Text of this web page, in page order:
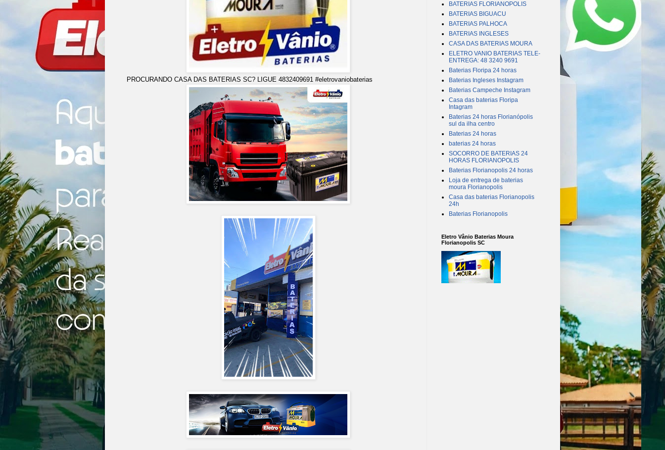
PROCURANDO CASA DAS BATERIAS SC? LIGUE 4832409691 #eletrovaniobaterias
BATERIAS FLORIANOPOLIS
BATERIAS BIGUACU
BATERIAS PALHOCA
BATERIAS INGLESES
CASA DAS BATERIAS MOURA
ELETRO VANIO BATERIAS TELE-
ENTREGA: 48 3240 9691
Baterias Floripa 24 horas
Baterias Ingleses Instagram
Baterias Campeche Instagram
Casa das baterias Floripa
Intagram
Baterias 24 horas Florianópolis
sul da ilha centro
Baterias 24 horas
baterias 24 horas
SOCORRO DE BATERIAS 24
HORAS FLORIANOPOLIS
Baterias Florianopolis 24 horas
Loja de entrega de baterias
moura Florianopolis
Casa das baterias Florianopolis
24h
Baterias Florianopolis
Eletro Vânio Baterias Moura
Florianopolis SC